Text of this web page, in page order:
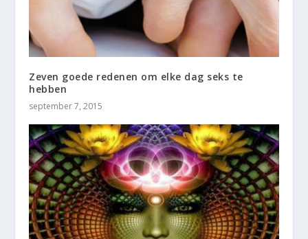
Zeven goede redenen om elke dag seks te
hebben
september 7, 2015